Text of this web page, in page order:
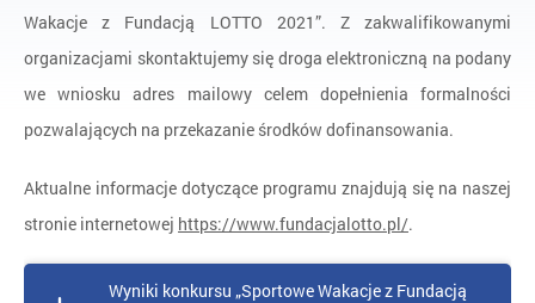
Wakacje z Fundacją LOTTO 2021”. Z zakwalifikowanymi
organizacjami skontaktujemy się droga elektroniczną na podany
we wniosku adres mailowy celem dopełnienia formalności
pozwalających na przekazanie środków dofinansowania.
Aktualne informacje dotyczące programu znajdują się na naszej
stronie internetowej https://www.fundacjalotto.pl/.
Wyniki konkursu „Sportowe Wakacje z Fundacją